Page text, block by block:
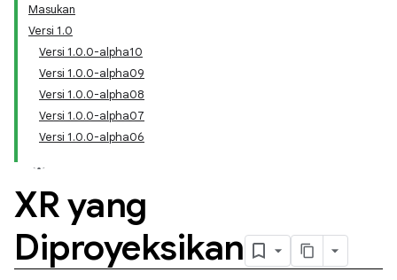
Masukan
Versi 1.0
Versi 1.0.0-alpha10
Versi 1.0.0-alpha09
Versi 1.0.0-alpha08
Versi 1.0.0-alpha07
Versi 1.0.0-alpha06
XR yang
Diproyeksikan